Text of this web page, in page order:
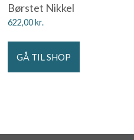
Børstet Nikkel
622,00kr.
GÅ TIL SHOP